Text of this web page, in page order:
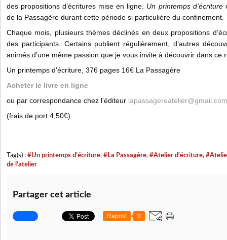
des propositions d’écritures mise en ligne. Un printemps d’écriture
de la Passagère durant cette période si particulière du confinement.
Chaque mois, plusieurs thèmes déclinés en deux propositions
des participants. Certains publient régulièrement, d’autres
animés d’une même passion que je vous invite à découvrir dans ce
Un printemps d'écriture, 376 pages 16€ La Passagère
Acheter le livre en ligne
ou par correspondance chez l'éditeur lapassagereatelier@gmail.com
(frais de port 4,50€)
Tag(s) : #Un printemps d'écriture, #La Passagère, #Atelier d'écriture,
de l'atelier
Partager cet article
Repost 0